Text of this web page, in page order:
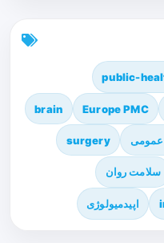
public-
Europe PMC
brain
surgery
سلامت روان
اپیدمیولوژی